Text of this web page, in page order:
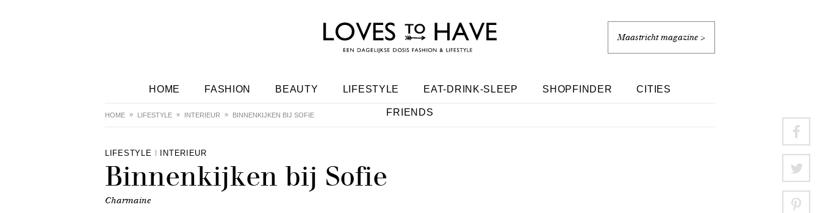
Maastricht magazine >
HOME FASHION BEAUTY LIFESTYLE EAT-DRINK-SLEEP SHOPFINDER CITIES
FRIENDS
HOME LIFESTYLE INTERIEUR BINNENKIJKEN BIJ SOFIE
LIFESTYLE INTERIEUR
Binnenkijken bij Sofie
Charmaine